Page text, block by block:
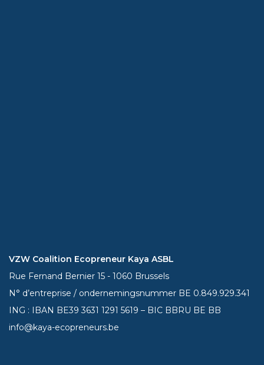
VZW Coalition Ecopreneur Kaya ASBL
Rue Fernand Bernier 15 - 1060 Brussels
N° d’entreprise / ondernemingsnummer BE 0.849.929.341
ING : IBAN BE393631 1291 5619 – BIC BBRU BE BB
info@kaya-ecopreneurs.be